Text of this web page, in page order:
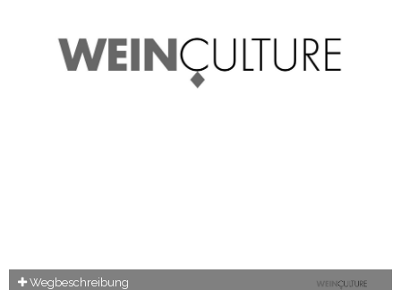
Wegbeschreibung